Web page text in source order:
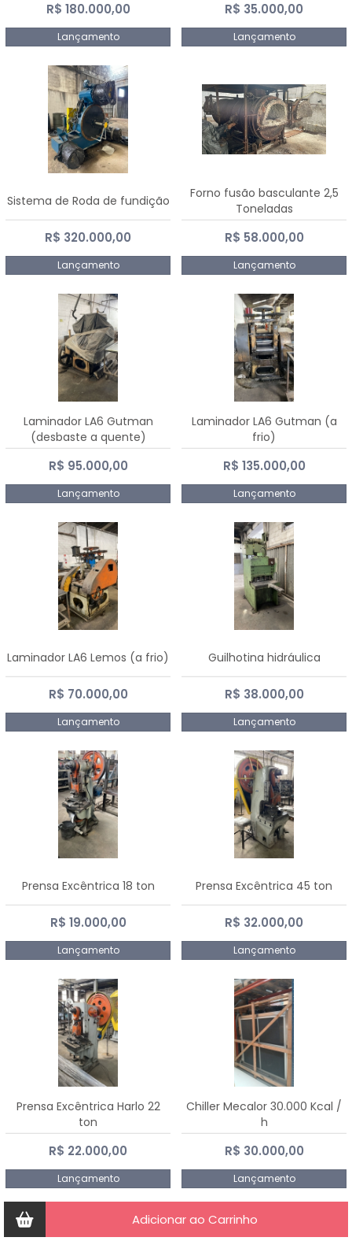
R$ 180.000,00
Lançamento
R$ 35.000,00
Lançamento
Sistema de Roda de fundição
R$ 320.000,00
Lançamento
Forno fusão basculante 2,5
Toneladas
R$ 58.000,00
Lançamento
Laminador LA6 Gutman
(desbaste a quente)
R$ 95.000,00
Lançamento
Laminador LA6 Gutman (a
frio)
R$ 135.000,00
Lançamento
Laminador LA6 Lemos (a frio)
R$ 70.000,00
Lançamento
Guilhotina hidráulica
R$ 38.000,00
Lançamento
Prensa Excêntrica 18 ton
R$ 19.000,00
Lançamento
Prensa Excêntrica 45 ton
R$ 32.000,00
Lançamento
Prensa Excêntrica Harlo 22
ton
R$ 22.000,00
Lançamento
Chiller Mecalor 30.000 Kcal /
h
R$ 30.000,00
Lançamento
Adicionar ao Carrinho